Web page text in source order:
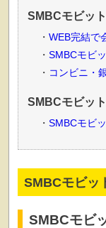
SMBCモビッ
WEB完結で
SMBCモビ
コンビニ・
SMBCモビッ
SMBCモビ
SMBCモビッ
SMBCモビ